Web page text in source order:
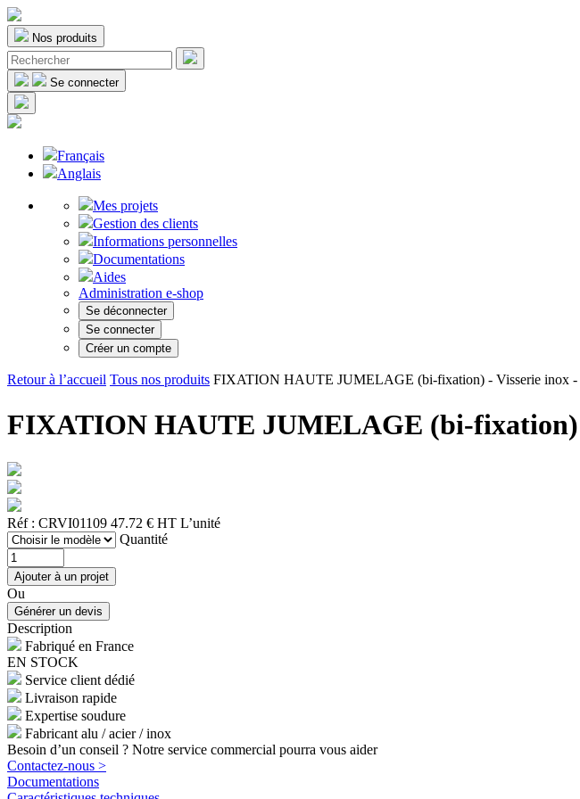
Nos produits
Se connecter
Français
Anglais
Mes projets
Gestion des clients
Informations personnelles
Documentations
Aides
Administration e-shop
Se déconnecter
Se connecter
Créer un compte
Retour à l’accueil Tous nos produits FIXATION HAUTE JUMELAGE (bi-fixation) - Visserie inox -
FIXATION HAUTE JUMELAGE (bi-fixation)
Réf : CRVI01109 47.72 € HT L’unité
Quantité
Ou
Description
Fabriqué en France
EN STOCK
Service client dédié
Livraison rapide
Expertise soudure
Fabricant alu / acier / inox
Besoin d’un conseil ? Notre service commercial pourra vous aider
Contactez-nous >
Documentations